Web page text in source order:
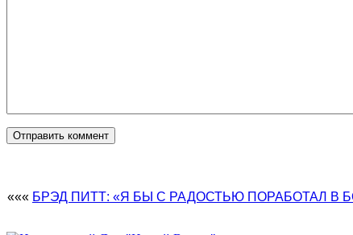
««« БРЭД ПИТТ: «Я БЫ С РАДОСТЬЮ ПОРАБОТАЛ В